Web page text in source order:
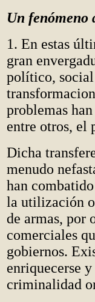
Un fenómeno
1. En estas
gran
político, social
problemas
entre otros, el
Dicha
menudo
han
la utilización
de armas, por
comerciales
gobiernos.
enriquecerse
criminalidad